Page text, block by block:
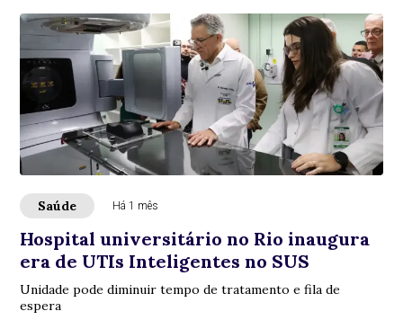
Saúde Há 1 mês
Hospital universitário no Rio inaugura
era de UTIs Inteligentes no SUS
Unidade pode diminuir tempo de tratamento e fila de
espera